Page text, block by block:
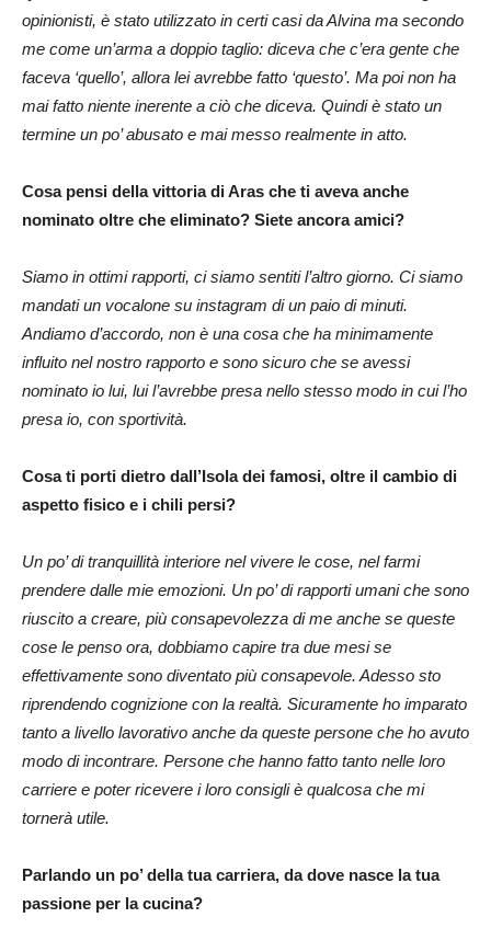
opinionisti, è stato utilizzato in certi casi da Alvina ma secondo
me come un’arma a doppio taglio: diceva che c’era gente che
faceva ‘quello’, allora lei avrebbe fatto ‘questo’. Ma poi non ha
mai fatto niente inerente a ciò che diceva. Quindi è stato un
termine un po’ abusato e mai messo realmente in atto.
Cosa pensi della vittoria di Aras che ti aveva anche
nominato oltre che eliminato? Siete ancora amici?
Siamo in ottimi rapporti, ci siamo sentiti l’altro giorno. Ci siamo
mandati un vocalone su instagram di un paio di minuti.
Andiamo d’accordo, non è una cosa che ha minimamente
influito nel nostro rapporto e sono sicuro che se avessi
nominato io lui, lui l’avrebbe presa nello stesso modo in cui l’ho
presa io, con sportività.
Cosa ti porti dietro dall’Isola dei famosi, oltre il cambio di
aspetto fisico e i chili persi?
Un po’ di tranquillità interiore nel vivere le cose, nel farmi
prendere dalle mie emozioni. Un po’ di rapporti umani che sono
riuscito a creare, più consapevolezza di me anche se queste
cose le penso ora, dobbiamo capire tra due mesi se
effettivamente sono diventato più consapevole. Adesso sto
riprendendo cognizione con la realtà. Sicuramente ho imparato
tanto a livello lavorativo anche da queste persone che ho avuto
modo di incontrare. Persone che hanno fatto tanto nelle loro
carriere e poter ricevere i loro consigli è qualcosa che mi
tornerà utile.
Parlando un po’ della tua carriera, da dove nasce la tua
passione per la cucina?